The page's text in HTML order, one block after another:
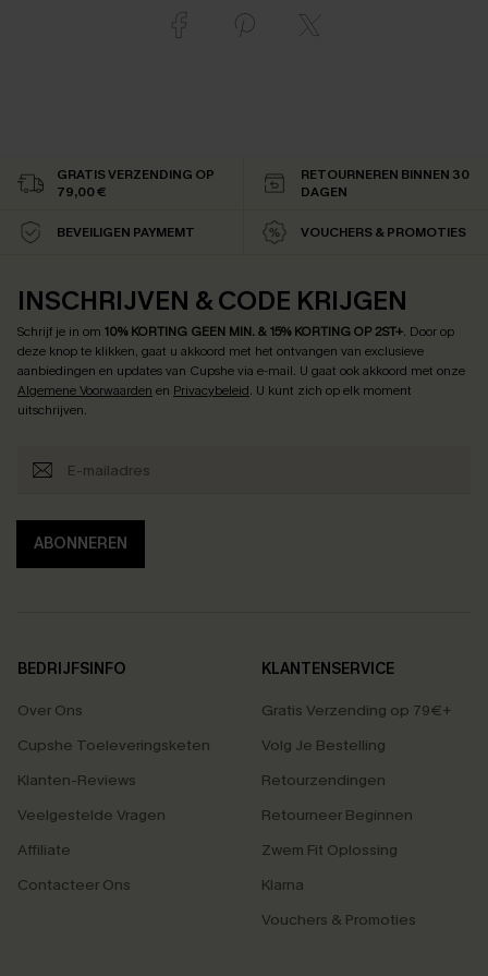
GRATIS VERZENDING OP
79,00 €
RETOURNEREN BINNEN 30
DAGEN
BEVEILIGEN PAYMEMT VOUCHERS & PROMOTIES
INSCHRIJVEN & CODE KRIJGEN
Schrijf je in om 10% KORTING GEEN MIN. & 15% KORTING OP 2ST+. Door op
deze knop te klikken, gaat u akkoord met het ontvangen van exclusieve
aanbiedingen en updates van Cupshe via e-mail. U gaat ook akkoord met onze
Algemene Voorwaarden en Privacybeleid. U kunt zich op elk moment
uitschrijven.
ABONNEREN
BEDRIJFSINFO
Over Ons
Cupshe Toeleveringsketen
Klanten-Reviews
Veelgestelde Vragen
Affiliate
Contacteer Ons
KLANTENSERVICE
Gratis Verzending op 79€+
Volg Je Bestelling
Retourzendingen
Retourneer Beginnen
Zwem Fit Oplossing
Klarna
Vouchers & Promoties